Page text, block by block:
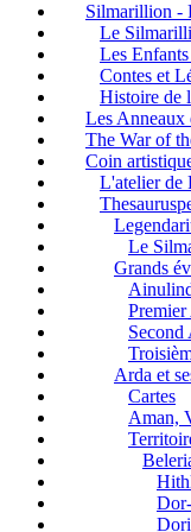
Silmarillion -
Le
Les
Contes et
Histoire de
Les
The War of
Coin
L'atelier de
Le
Grands
Second
Arda et
Cartes
Aman,